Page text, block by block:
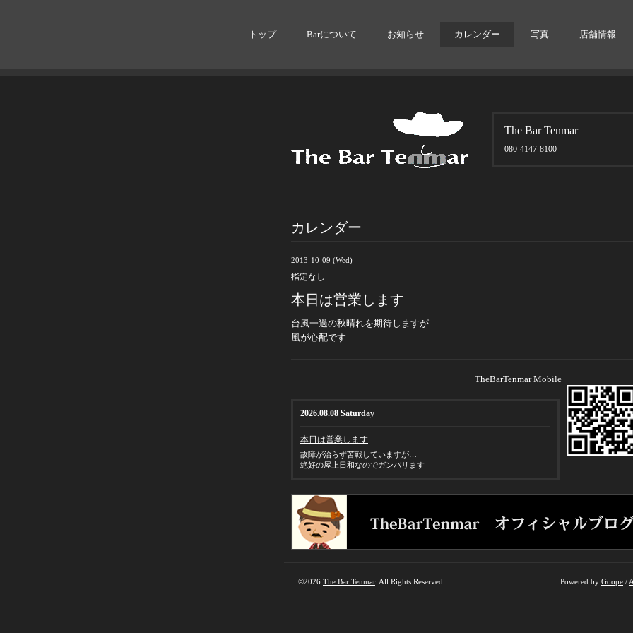
トップ Barについて お知らせ カレンダー 写真 店舗情報
The Bar Tenmar
080-4147-8100
カレンダー
2013-10-09 (Wed)
指定なし
本日は営業します
台風一過の秋晴れを期待しますが
風が心配です
2026.08.08 Saturday
本日は営業します
故障が治らず苦戦していますが…
絶好の屋上日和なのでガンバリます
TheBarTenmar Mobile
©2026 The Bar Tenmar. All Rights Reserved. Powered by Goope /